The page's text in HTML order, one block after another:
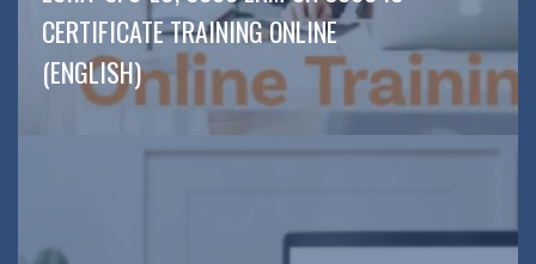
CERTIFICATE TRAINING ONLINE
(ENGLISH)